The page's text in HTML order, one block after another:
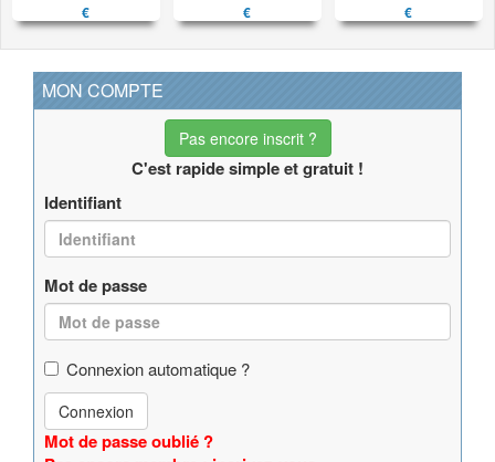
€ € €
MON COMPTE
Pas encore inscrit ?
C'est rapide simple et gratuit !
Identifiant
Mot de passe
Connexion automatique ?
Connexion
Mot de passe oublié ?